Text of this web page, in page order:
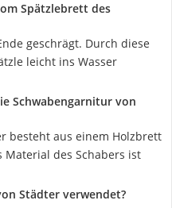
Spätzlebrett des
geschrägt. Durch diese
leicht ins Wasser
Schwabengarnitur von
besteht aus einem Holzbrett
Material des Schabers ist
Städter verwendet?